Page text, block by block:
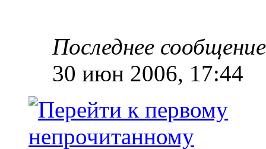
Последнее
30 июн 2006, 17:44